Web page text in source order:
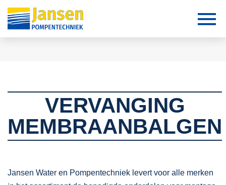
VERVANGING
MEMBRAANBALGEN
Jansen Water en Pompentechniek levert voor alle merken